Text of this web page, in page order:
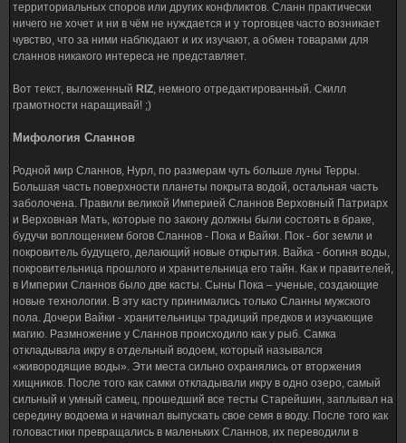
территориальных споров или других конфликтов. Сланн практически
ничего не хочет и ни в чём не нуждается и у торговцев часто возникает
чувство, что за ними наблюдают и их изучают, а обмен товарами для
сланнов никакого интереса не представляет.
Вот текст, выложенный RIZ, немного отредактированный. Скилл
грамотности наращивай! ;)
Мифология Сланнов
Родной мир Сланнов, Нурл, по размерам чуть больше луны Терры.
Большая часть поверхности планеты покрыта водой, остальная часть
заболочена. Правили великой Империей Сланнов Верховный Патриарх
и Верховная Мать, которые по закону должны были состоять в браке,
будучи воплощением богов Сланнов - Пока и Вайки. Пок - бог земли и
покровитель будущего, делающий новые открытия. Вайка - богиня воды,
покровительница прошлого и хранительница его тайн. Как и правителей,
в Империи Сланнов было две касты. Сыны Пока – ученые, создающие
новые технологии. В эту касту принимались только Сланны мужского
пола. Дочери Вайки - хранительницы традиций предков и изучающие
магию. Размножение у Сланнов происходило как у рыб. Самка
откладывала икру в отдельный водоем, который назывался
«живородящие воды». Эти места сильно охранялись от вторжения
хищников. После того как самки откладывали икру в одно озеро, самый
сильный и умный самец, прошедший все тесты Старейшин, заплывал на
середину водоема и начинал выпускать свое семя в воду. После того как
головастики превращались в маленьких Сланнов, их переводили в